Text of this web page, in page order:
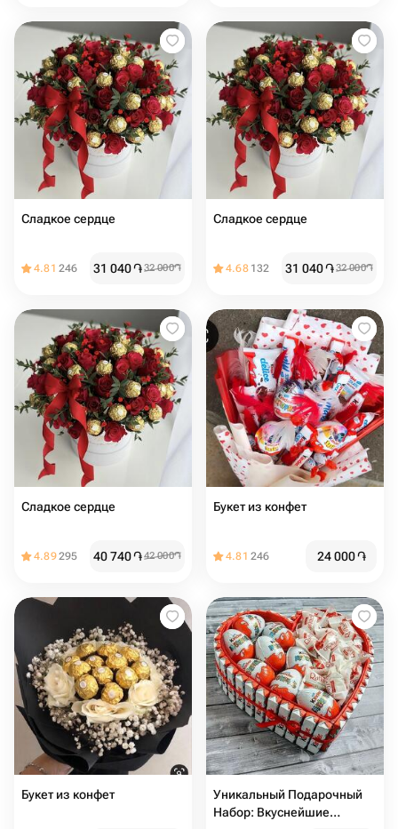
Сладкое сердце
4.81 246 31 040֏32 000֏
Сладкое сердце
4.68 132 31 040֏32 000֏
Сладкое сердце
4.89295 40 740֏42 000֏
Букет из конфет
4.81 246 24 000֏
Букет из конфет
Уникальный Подарочный
Набор: Вкуснейшие